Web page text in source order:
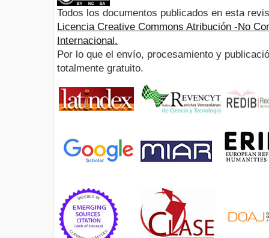
Todos los documentos publicados en esta
Licencia Creative Commons Atribución -No
Internacional.
Por lo que el envío, procesamiento y
totalmente gratuito.